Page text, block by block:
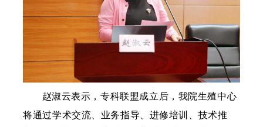
赵淑云表示，专科联盟成立后，我院生殖中心
将通过学术交流、业务指导、进修培训、技术推